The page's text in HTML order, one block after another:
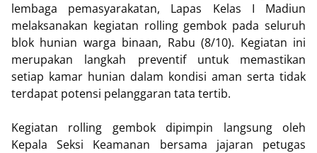
lembaga pemasyarakatan, Lapas Kelas I Madiun
melaksanakan kegiatan rolling gembok pada seluruh
blok hunian warga binaan, Rabu (8/10). Kegiatan ini
merupakan langkah preventif untuk memastikan
setiap kamar hunian dalam kondisi aman serta tidak
terdapat potensi pelanggaran tata tertib.
Kegiatan rolling gembok dipimpin langsung oleh
Kepala Seksi Keamanan bersama jajaran petugas